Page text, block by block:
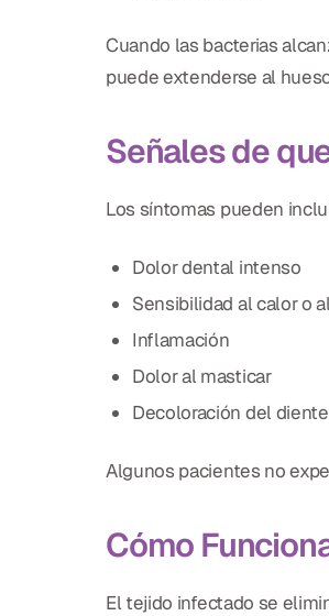
Cuando las bacterias
puede extenderse al
Señales de
Los síntomas pueden
Dolor dental intenso
Sensibilidad al calor o
Inflamación
Dolor al masticar
Decoloración del diente
Algunos pacientes no
Cómo
El tejido infectado se